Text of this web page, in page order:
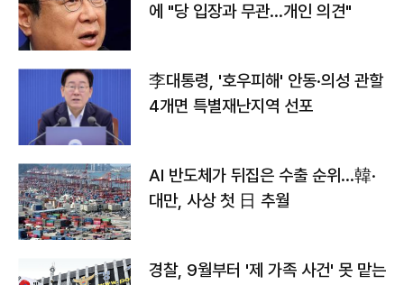
에 "당 입장과 무관…개인 의견"
李대통령, '호우피해' 안동·의성 관할
4개면 특별재난지역 선포
AI 반도체가 뒤집은 수출 순위…韓·
대만, 사상 첫 日 추월
경찰, 9월부터 '제 가족 사건' 못 맡는